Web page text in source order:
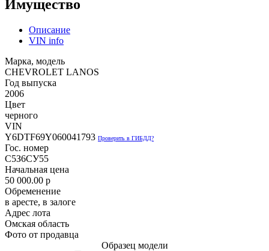
Имущество
Описание
VIN info
Марка, модель
CHEVROLET LANOS
Год выпуска
2006
Цвет
черного
VIN
Y6DTF69Y060041793 Проверить в ГИБДД?
Гос. номер
С5З6СУ55
Начальная цена
50 000.00 p
Обременение
в аресте, в залоге
Адрес лота
Омская область
Фото от продавца
Образец модели